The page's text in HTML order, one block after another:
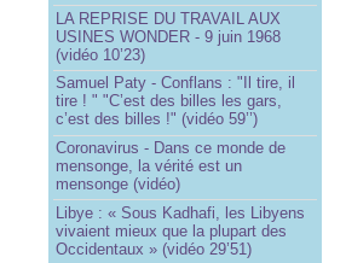
LA REPRISE DU TRAVAIL AUX
USINES WONDER - 9 juin 1968
(vidéo 10’23)
Samuel Paty - Conflans : "Il tire, il
tire ! " "C’est des billes les gars,
c’est des billes !" (vidéo 59’’)
Coronavirus - Dans ce monde de
mensonge, la vérité est un
mensonge (vidéo)
Libye : « Sous Kadhafi, les Libyens
vivaient mieux que la plupart des
Occidentaux » (vidéo 29’51)